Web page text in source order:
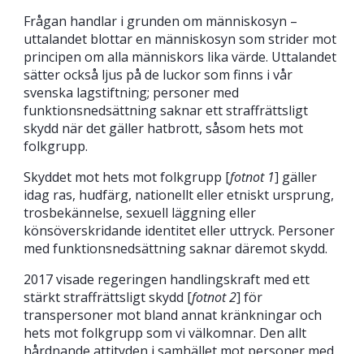
Frågan handlar i grunden om människosyn –
uttalandet blottar en människosyn som strider mot
principen om alla människors lika värde. Uttalandet
sätter också ljus på de luckor som finns i vår
svenska lagstiftning; personer med
funktionsnedsättning saknar ett straffrättsligt
skydd när det gäller hatbrott, såsom hets mot
folkgrupp.
Skyddet mot hets mot folkgrupp [fotnot 1] gäller
idag ras, hudfärg, nationellt eller etniskt ursprung,
trosbekännelse, sexuell läggning eller
könsöverskridande identitet eller uttryck. Personer
med funktionsnedsättning saknar däremot skydd.
2017 visade regeringen handlingskraft med ett
stärkt straffrättsligt skydd [fotnot 2] för
transpersoner mot bland annat kränkningar och
hets mot folkgrupp som vi välkomnar. Den allt